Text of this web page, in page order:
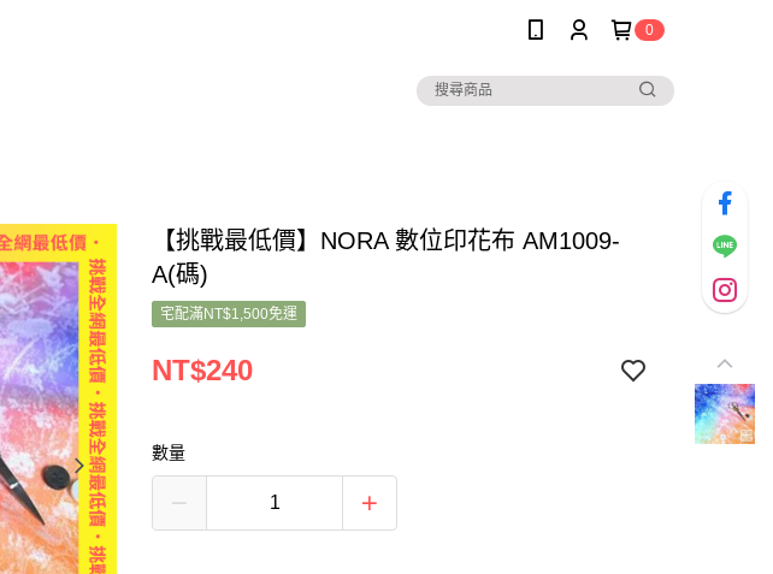
0
【挑戰最低價】NORA 數位印花布 AM1009-
A(碼)
宅配滿NT$1,500免運
NT$240
數量